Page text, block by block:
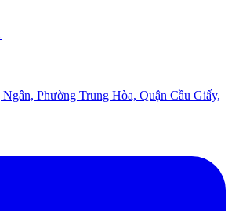
Phường Trung Hòa, Quận Cầu Giấy,